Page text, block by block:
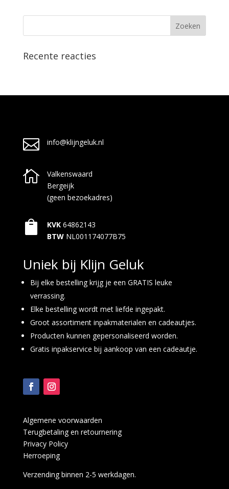
Recente reacties
 info@klijngeluk.nl

Valkenswaard
Bergeijk
(geen bezoekadres)
 KVK 64862143
BTW NL001174077B75
Uniek bij Klijn Geluk
Bij elke bestelling krijg je een GRATIS leuke
verrassing.
Elke bestelling wordt met liefde ingepakt.
Groot assortiment inpakmaterialen en cadeautjes.
Producten kunnen gepersonaliseerd worden.
Gratis inpakservice bij aankoop van een cadeautje.
Algemene voorwaarden
Terugbetaling en retournering
Privacy Policy
Herroeping
Verzending binnen 2-5 werkdagen.